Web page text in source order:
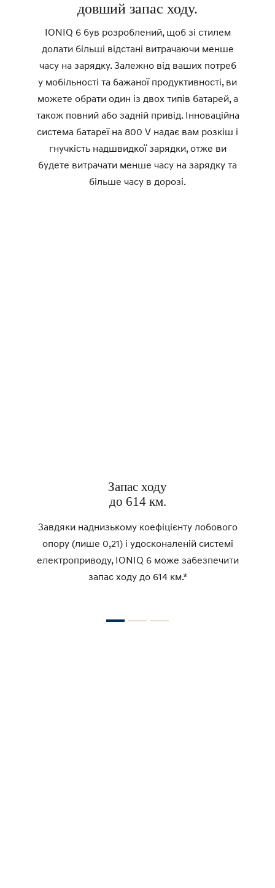
довший запас ходу.
IONIQ 6 був розроблений, щоб зі стилем
долати більші відстані витрачаючи менше
часу на зарядку. Залежно від ваших потреб
у мобільності та бажаної продуктивності, ви
можете обрати один із двох типів батарей, а
також повний або задній привід. Інноваційна
система батареї на 800 V надає вам розкіш і
гнучкість надшвидкої зарядки, отже ви
будете витрачати менше часу на зарядку та
більше часу в дорозі.
Запас ходу
до 614 км.
Завдяки наднизькому коефіцієнту лобового
опору (лише 0,21) і удосконаленій системі
електроприводу, IONIQ 6 може забезпечити
запас ходу до 614 км.*